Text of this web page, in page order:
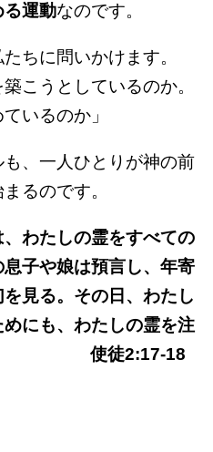
る運動なのです。
ちに問いかけます。
こうとしているのか。
いるのか」
、一人ひとりが神の前
るのです。
わたしの霊をすべての
子や娘は預言し、年寄
見る。その日、わたし
にも、わたしの霊を注
2:17-18